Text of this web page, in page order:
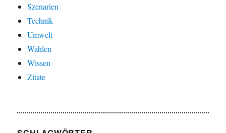
Szenarien
Technik
Umwelt
Wahlen
Wissen
Zitate